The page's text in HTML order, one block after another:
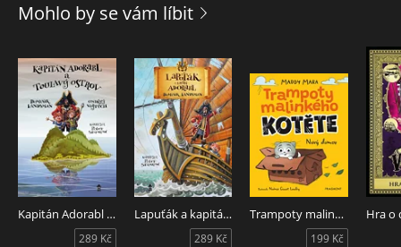
Mohlo by se vám líbit
Kapitán Adorabl a Toulavý ostrov
289 Kč
Lapuťák a kapitán Adorabl
289 Kč
Trampoty malinkého kotěte - Nový domov
199 Kč
Hra o